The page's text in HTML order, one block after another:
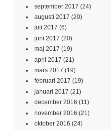
september 2017 (24)
augusti 2017 (20)
juli 2017 (6)
juni 2017 (20)
maj 2017 (19)
april 2017 (21)
mars 2017 (19)
februari 2017 (19)
januari 2017 (21)
december 2016 (11)
november 2016 (21)
oktober 2016 (24)